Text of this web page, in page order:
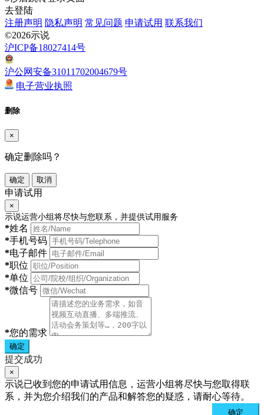
去登陆
注册声明 隐私声明 常见问题 申请试用 联系我们
©2026示说
沪ICP备18027414号
沪公网安备31011702004679号
电子营业执照
删除
×
确定删除吗？
确定 取消
申请试用
×
示说运营小组将尽快与您联系，并提供试用服务
*姓名
*手机号码
*电子邮件
*职位
*单位
*微信号
*您的需求
确定
提交成功
×
示说已收到您的申请试用信息，运营小组将尽快与您取得联
系，并为您介绍我们的产品和解答您的疑惑，请耐心等待。
确定